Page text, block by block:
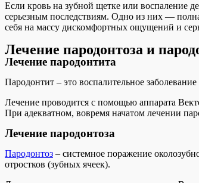
Если кровь на зубной щетке или воспаление
серьезным последствиям. Одно из них —
себя на массу дискомфортных ощущений и
Лечение пародонтоза и
Лечение пародонтита
Пародонтит – это воспалительное
Лечение проводится с помощью аппарата
При адекватном, вовремя начатом лечении
Лечение пародонтоза
Пародонтоз – системное поражение
отростков (зубных ячеек).